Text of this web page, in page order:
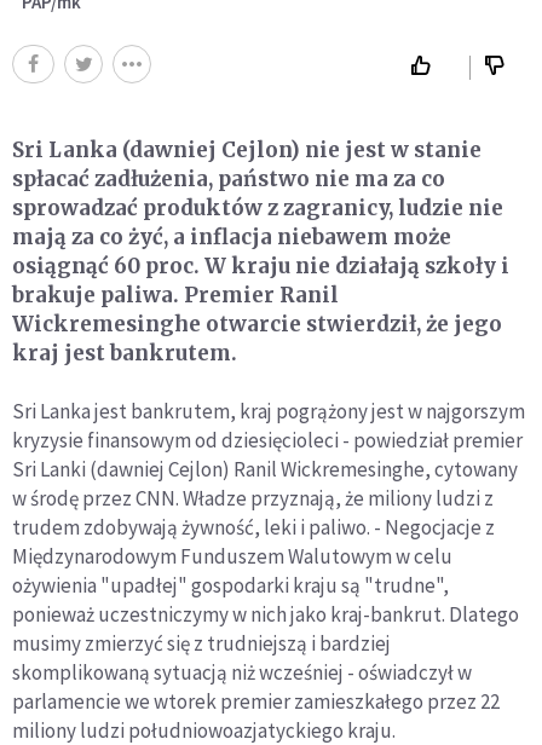
Sri Lanka (dawniej Cejlon) nie jest w stanie
spłacać zadłużenia, państwo nie ma za co
sprowadzać produktów z zagranicy, ludzie nie
mają za co żyć, a inflacja niebawem może
osiągnąć 60 proc. W kraju nie działają szkoły i
brakuje paliwa. Premier Ranil
Wickremesinghe otwarcie stwierdził, że jego
kraj jest bankrutem.
Sri Lanka jest bankrutem, kraj pogrążony jest w najgorszym
kryzysie finansowym od dziesięcioleci - powiedział premier
Sri Lanki (dawniej Cejlon) Ranil Wickremesinghe, cytowany
w środę przez CNN. Władze przyznają, że miliony ludzi z
trudem zdobywają żywność, leki i paliwo. - Negocjacje z
Międzynarodowym Funduszem Walutowym w celu
ożywienia "upadłej" gospodarki kraju są "trudne",
ponieważ uczestniczymy w nich jako kraj-bankrut. Dlatego
musimy zmierzyć się z trudniejszą i bardziej
skomplikowaną sytuacją niż wcześniej - oświadczył w
parlamencie we wtorek premier zamieszkałego przez 22
miliony ludzi południowoazjatyckiego kraju.